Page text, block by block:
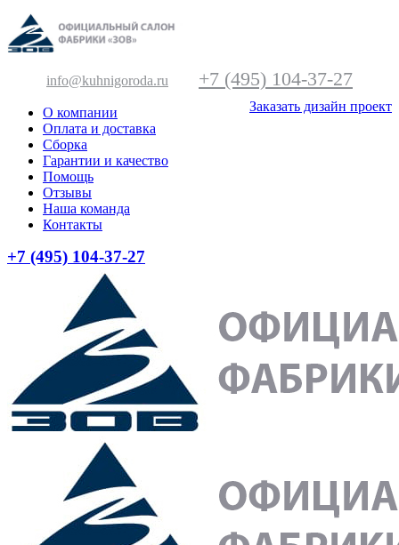
info@kuhnigoroda.ru +7 (495) 104-37-27
Заказать дизайн проект
О компании
Оплата и доставка
Сборка
Гарантии и качество
Помощь
Отзывы
Наша команда
Контакты
+7 (495) 104-37-27